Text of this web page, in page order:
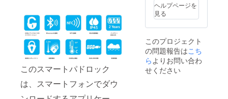
このスマートパドロック
は、スマートフォンでダウ
ヘルプページを
見る
このプロジェクト
の問題報告はこち
らよりお問い合わ
せください